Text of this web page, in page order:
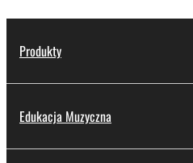
Produkty
Edukacja Muzyczna